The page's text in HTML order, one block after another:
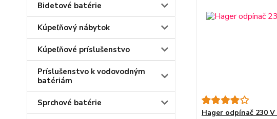
Bidetové batérie
Kúpeľňový nábytok
Kúpeľňové príslušenstvo
Príslušenstvo k vodovodným
batériám
Sprchové batérie
Hager odpínač 230 V